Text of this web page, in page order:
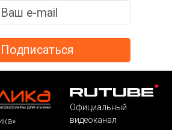
Официальный
видеоканал